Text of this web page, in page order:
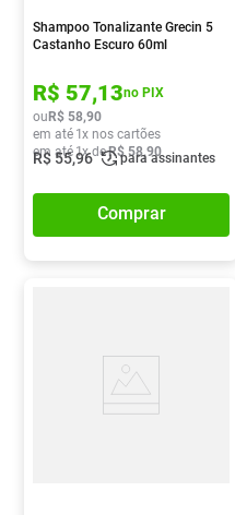
Shampoo Tonalizante Grecin 5
Castanho Escuro 60ml
R$ 57,13no PIX
ouR$ 58,90
em até 1x nos cartões
em até 1x deR$ 58,90
R$55,96 para assinantes
Comprar